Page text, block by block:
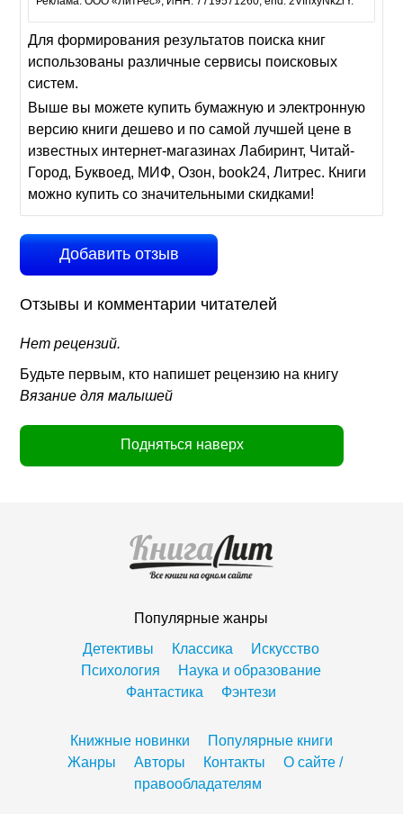
Для формирования результатов поиска книг
использованы различные сервисы поисковых
систем.
Выше вы можете купить бумажную и электронную
версию книги дешево и по самой лучшей цене в
известных интернет-магазинах Лабиринт, Читай-
Город, Буквоед, МИФ, Озон, book24, Литрес. Книги
можно купить со значительными скидками!
Добавить отзыв
Отзывы и комментарии читателей
Нет рецензий.
Будьте первым, кто напишет рецензию на книгу
Вязание для малышей
Подняться наверх
Популярные жанры
Детективы
Классика
Искусство
Психология
Наука и образование
Фантастика
Фэнтези
Книжные новинки
Популярные книги
Жанры
Авторы Контакты
О сайте /
правообладателям